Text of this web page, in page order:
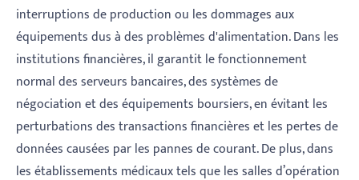
interruptions de production ou les dommages aux
équipements dus à des problèmes d'alimentation. Dans les
institutions financières, il garantit le fonctionnement
normal des serveurs bancaires, des systèmes de
négociation et des équipements boursiers, en évitant les
perturbations des transactions financières et les pertes de
données causées par les pannes de courant. De plus, dans
les établissements médicaux tels que les salles d’opération